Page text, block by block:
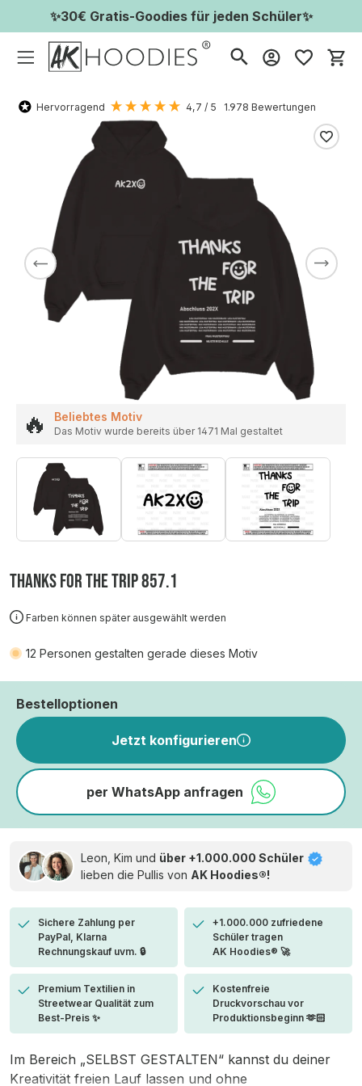
✨30€ Gratis-Goodies für jeden Schüler✨
Hervorragend 4,7 / 5 1.978 Bewertungen
🔥 Beliebtes Motiv
Das Motiv wurde bereits über 1471 Mal gestaltet
THANKS FOR THE TRIP 857.1
Farben können später ausgewählt werden
12 Personen gestalten gerade dieses Motiv
Bestelloptionen
Jetzt konfigurieren
per WhatsApp anfragen
Leon, Kim und über +1.000.000 Schüler
lieben die Pullis von AK Hoodies®!
Sichere Zahlung per
PayPal, Klarna
Rechnungskauf uvm. 🔒
+1.000.000 zufriedene
Schüler tragen
AK Hoodies® 🚀
Premium Textilien in
Streetwear Qualität zum
Best-Preis ✨
Kostenfreie
Druckvorschau vor
Produktionsbeginn 🫶🏻
Im Bereich „SELBST GESTALTEN“ kannst du deiner
Kreativität freien Lauf lassen und ohne